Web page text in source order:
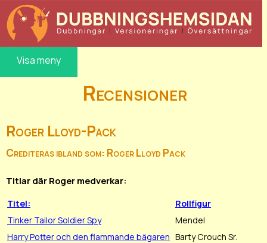
Visa meny
Recensioner
Roger Lloyd-Pack
Crediteras ibland som: Roger Lloyd Pack
Titlar där Roger medverkar:
Titel:
Rollfigur
Tinker Tailor Soldier Spy
Mendel
Harry Potter och den flammande bägaren Barty Crouch Sr.